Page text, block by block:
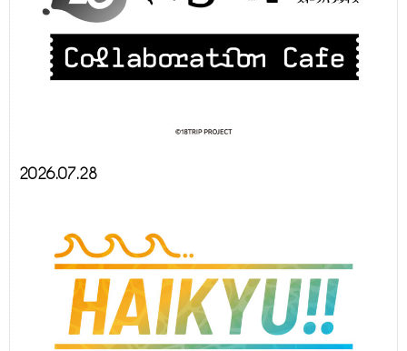
2026.07.28